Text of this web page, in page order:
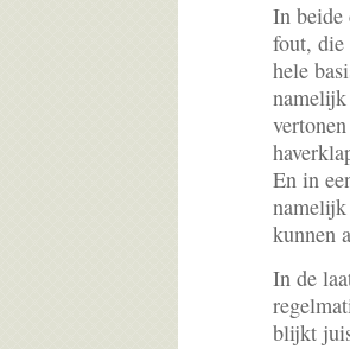
In beide
fout, die
hele
En in
kunnen
In de
blijkt